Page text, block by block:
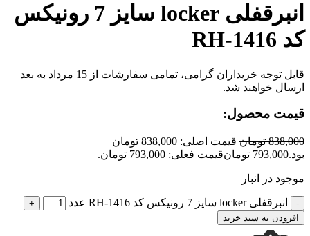
انبرقفلی locker سایز 7 رونیکس
کد RH-1416
قابل توجه خریداران گرامی، تمامی سفارشات از 15 مرداد به بعد
ارسال خواهند شد.
قیمت محصول:
838,000 تومان
قیمت اصلی: 838,000 تومان
بود.793,000 تومانقیمت فعلی: 793,000 تومان.
موجود در انبار
انبرقفلی locker سایز 7 رونیکس کد RH-1416 عدد
افزودن به سبد خرید